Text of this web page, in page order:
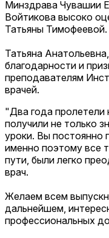
Минздрава Чувашии
Войтикова высоко
Татьяны Тимофеевой.
Татьяна
благодарности и
преподавателям
врачей.
"Два года пролетели
получили не только
уроки. Вы постоянно
именно поэтому все
пути, были легко
врач.
Желаем всем
дальнейшем,
профессиональных